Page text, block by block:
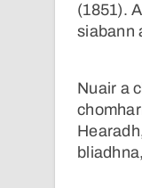
(1851).
siabann
Nuair a